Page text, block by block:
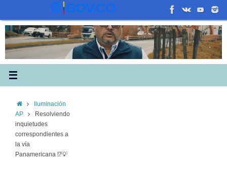
contenido
InicioIluminación
AP
Resolviendo
inquietudes
correspondientes a
la vía
Panamericana ⁉️💡